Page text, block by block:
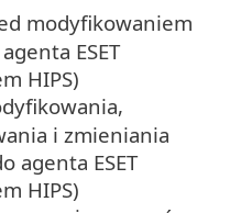
modyfikowaniem
ESET
HIPS)
i zmieniania
agenta ESET
HIPS)